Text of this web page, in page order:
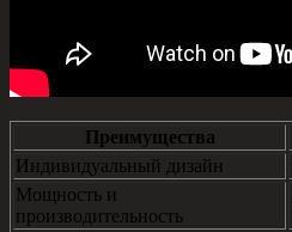
Преимущества
Индивидуальный дизайн
Мощность и
производительность